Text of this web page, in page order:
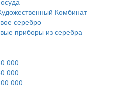
Комбинат
серебро
приборы из серебра
000
000
000